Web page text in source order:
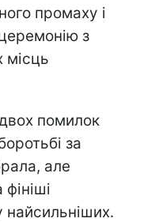
промаху і
з
місць
помилок
за
але
найсильніших.